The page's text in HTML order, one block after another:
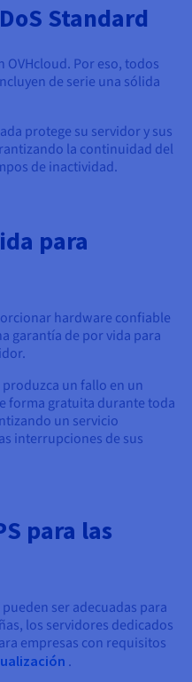
Standard
Por eso, todos
de serie una sólida
protege su servidor y sus
la continuidad del
de inactividad.
para
hardware confiable
garantía de por vida para
un fallo en un
forma gratuita durante toda
un servicio
interrupciones de sus
para las
ser adecuadas para
los servidores dedicados
empresas con requisitos
.